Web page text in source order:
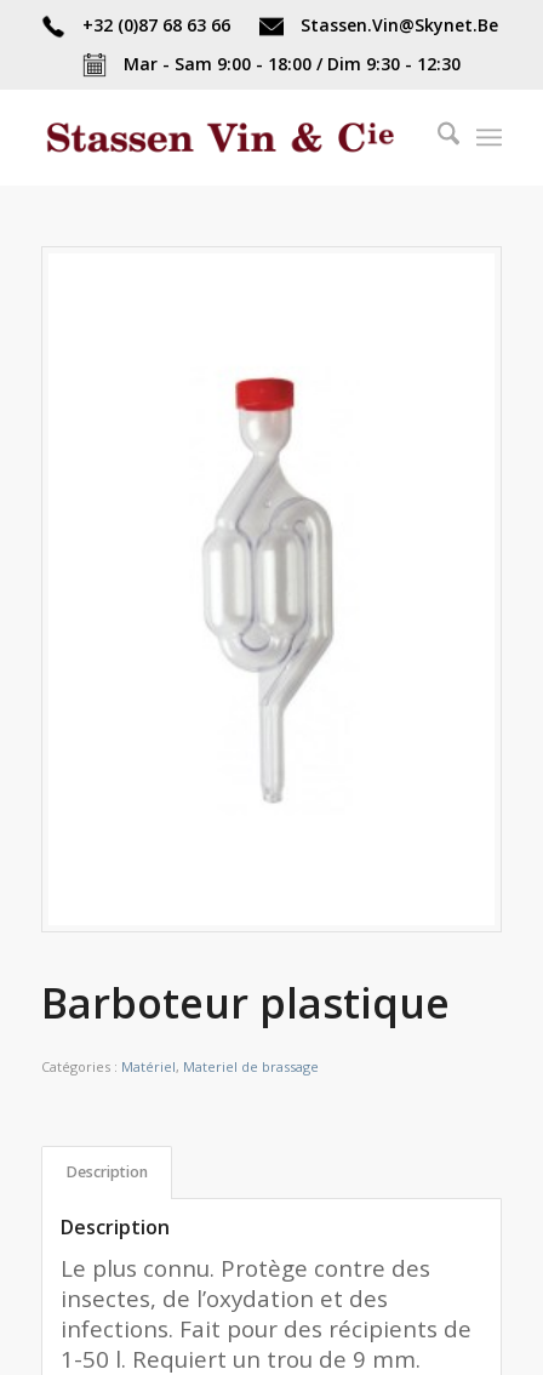
+32 (0)87 68 63 66
Stassen.Vin@Skynet.Be
Mar - Sam 9:00 - 18:00 / Dim 9:30 - 12:30
Barboteur plastique
Catégories : Matériel, Materiel de brassage
Description
Description
Le plus connu. Protège contre des
insectes, de l’oxydation et des
infections. Fait pour des récipients de
1-50 l. Requiert un trou de 9 mm.